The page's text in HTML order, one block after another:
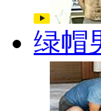
绿帽